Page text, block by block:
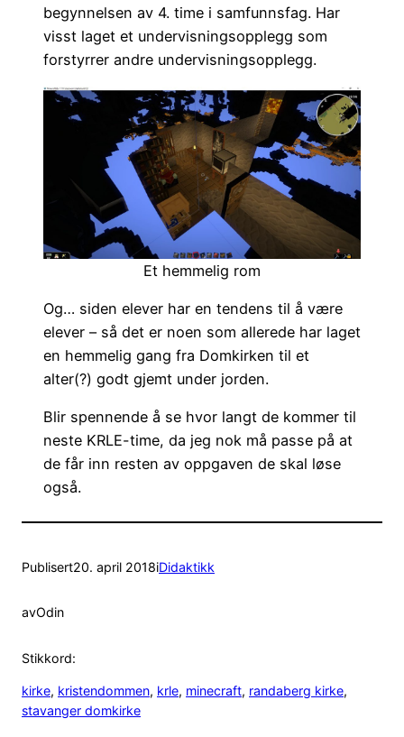
begynnelsen av 4. time i samfunnsfag. Har
visst laget et undervisningsopplegg som
forstyrrer andre undervisningsopplegg.
Et hemmelig rom
Og… siden elever har en tendens til å være
elever – så det er noen som allerede har laget
en hemmelig gang fra Domkirken til et
alter(?) godt gjemt under jorden.
Blir spennende å se hvor langt de kommer til
neste KRLE-time, da jeg nok må passe på at
de får inn resten av oppgaven de skal løse
også.
Publisert20. april 2018iDidaktikk
avOdin
Stikkord:
kirke, kristendommen, krle, minecraft, randaberg kirke
stavanger domkirke